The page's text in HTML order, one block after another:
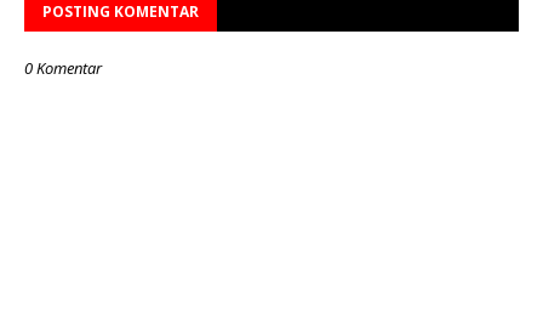
POSTING KOMENTAR
0 Komentar